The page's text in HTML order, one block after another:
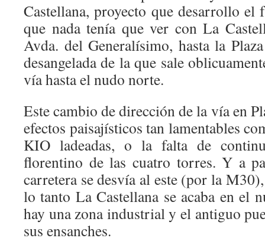
Castellana, proyecto que desarrollo el
que nada tenía que ver con La
Avda. del Generalísimo, hasta la
desangelada de la que sale
vía hasta el nudo norte.
Este cambio de dirección de la vía en
efectos paisajísticos tan lamentables
KIO ladeadas, o la falta de
florentino de las cuatro torres. Y a
carretera se desvía al este (por la
lo tanto La Castellana se acaba en el
hay una zona industrial y el antiguo
sus ensanches.